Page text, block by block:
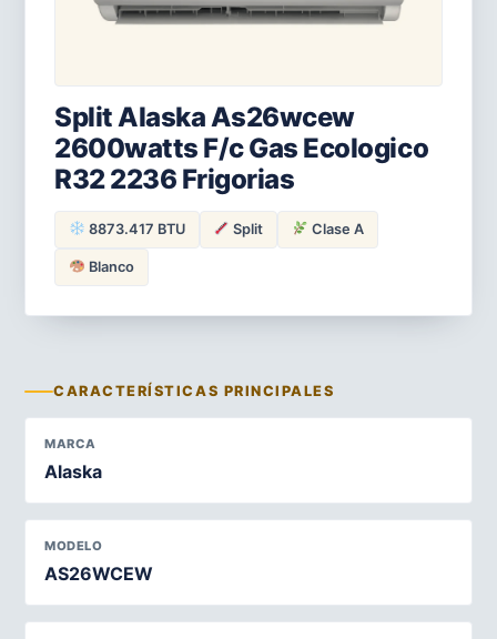
Split Alaska As26wcew
2600watts F/c Gas Ecologico
R32 2236 Frigorias
8873.417 BTU Split Clase A
Blanco
CARACTERÍSTICAS PRINCIPALES
MARCA
Alaska
MODELO
AS26WCEW